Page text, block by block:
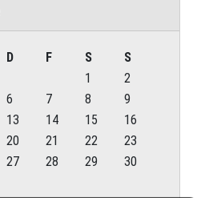
D F S
S
1
2
6 7 8
9
13 14 15
16
20 21 22
23
27 28 29
30